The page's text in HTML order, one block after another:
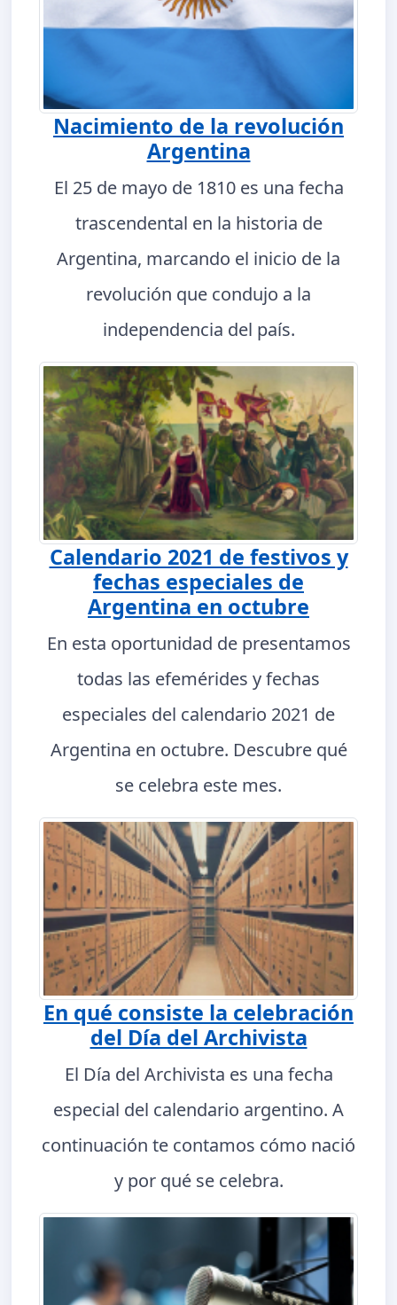
Nacimiento de la revolución
Argentina
El 25 de mayo de 1810 es una fecha
trascendental en la historia de
Argentina, marcando el inicio de la
revolución que condujo a la
independencia del país.
Calendario 2021 de festivos y
fechas especiales de
Argentina en octubre
En esta oportunidad de presentamos
todas las efemérides y fechas
especiales del calendario 2021 de
Argentina en octubre. Descubre qué
se celebra este mes.
En qué consiste la celebración
del Día del Archivista
El Día del Archivista es una fecha
especial del calendario argentino. A
continuación te contamos cómo nació
y por qué se celebra.